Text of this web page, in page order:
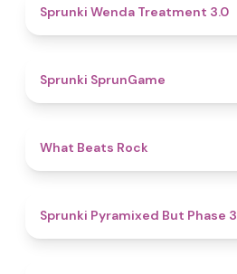
Sprunki Wenda Treatment 3.0
Sprunki SprunGame
What Beats Rock
Sprunki Pyramixed But Phase 3